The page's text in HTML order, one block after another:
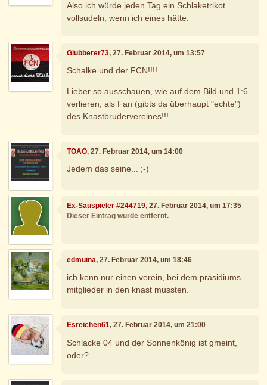
Also ich würde jeden Tag ein Schlaketrikot
vollsudeln, wenn ich eines hätte.
Glubberer73, 27. Februar 2014, um 13:57
Schalke und der FCN!!!!
Lieber so ausschauen, wie auf dem Bild und 1:6
verlieren, als Fan (gibts da überhaupt "echte")
des Knastbrudervereines!!!
TOAO, 27. Februar 2014, um 14:00
Jedem das seine... ;-)
Ex-Sauspieler #244719, 27. Februar 2014, um 17:35
Dieser Eintrag wurde entfernt.
edmuina, 27. Februar 2014, um 18:46
ich kenn nur einen verein, bei dem präsidiums
mitglieder in den knast mussten.
Esreichen61, 27. Februar 2014, um 21:00
Schlacke 04 und der Sonnenkönig ist gmeint,
oder?